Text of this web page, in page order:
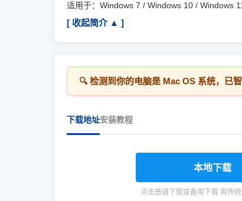
适用于：Windows 7 / Windows 10 / Windows
[ 收起简介 ▲ ]
🔍 检测到你的电脑是 Mac OS 系统，已
下载地址安装教程
本地下载
点击普通下载或备用下载 用传